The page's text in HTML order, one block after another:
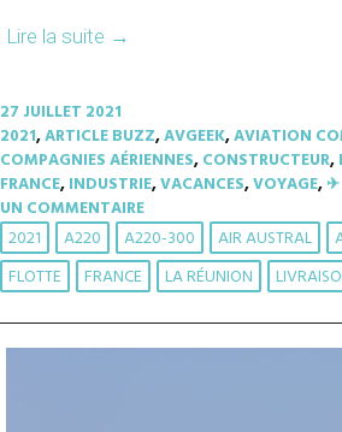
Lire la suite →
27 JUILLET 2021
2021,ARTICLE BUZZ,AVGEEK,AVIATION
COMPAGNIES AÉRIENNES,CONSTRUCTEUR,
FRANCE,INDUSTRIE,VACANCES,VOYAGE,✈︎
UN COMMENTAIRE
2021 A220 A220-300 AIR AUSTRAL
FLOTTE
FRANCE LA RÉUNION